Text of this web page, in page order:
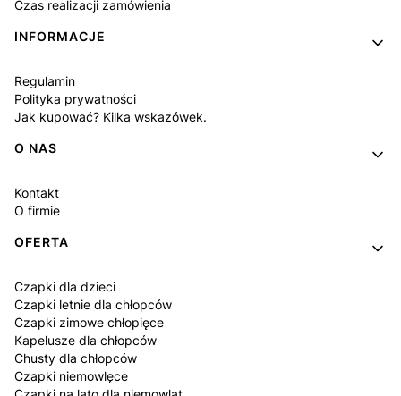
Czas realizacji zamówienia
INFORMACJE
Regulamin
Polityka prywatności
Jak kupować? Kilka wskazówek.
O NAS
Kontakt
O firmie
OFERTA
Czapki dla dzieci
Czapki letnie dla chłopców
Czapki zimowe chłopięce
Kapelusze dla chłopców
Chusty dla chłopców
Czapki niemowlęce